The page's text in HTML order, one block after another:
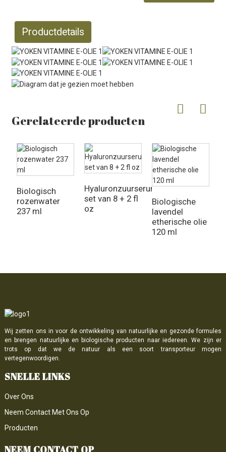
Productdetails
Gerelateerde producten
Biologisch
rozenwater
237 ml
Hyaluronzuurserum
set van 8 + 2 fl
oz
Biologische
lavendel
etherische olie
120 ml
Wij zetten ons in voor de ontwikkeling van natuurlijke en gezonde formules
en brengen natuurlijke en biologische producten naar iedereen. We zijn er
trots op dat we de natuur als een soort transporteur mogen
vertegenwoordigen.
SNELLE LINKS
Over Ons
Neem Contact Met Ons Op
Producten